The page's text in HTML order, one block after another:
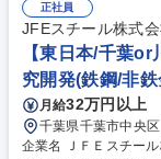
正社員
JFEスチール株式
【東日本/千葉
究開発(鉄鋼/非
月給32万円以上
千葉県千葉市中央区
企業名 ＪＦＥスチール株式会社 求人名 【東日本/千